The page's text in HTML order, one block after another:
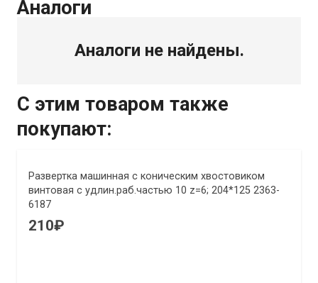
Аналоги
Аналоги не найдены.
С этим товаром также
покупают:
Развертка машинная с коническим хвостовиком
винтовая с удлин.раб.частью 10 z=6; 204*125 2363-
6187
210₽